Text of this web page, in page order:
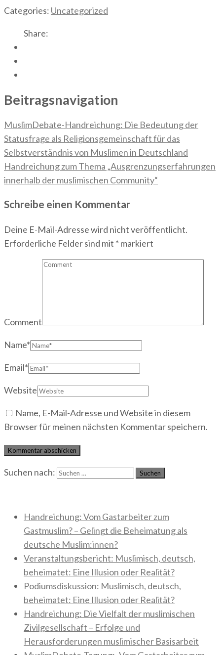
Categories: Uncategorized
Share:
Beitragsnavigation
MuslimDebate-Handreichung: Die Bedeutung der
Statusfrage als Religionsgemeinschaft für das
Selbstverständnis von Muslimen in Deutschland
Handreichung zum Thema „Ausgrenzungserfahrungen
innerhalb der muslimischen Community“
Schreibe einen Kommentar
Deine E-Mail-Adresse wird nicht veröffentlicht.
Erforderliche Felder sind mit * markiert
Comment
Name*
Email*
Website
Name, E-Mail-Adresse und Website in diesem
Browser für meinen nächsten Kommentar speichern.
Suchen nach:
Handreichung: Vom Gastarbeiter zum
Gastmuslim? – Gelingt die Beheimatung als
deutsche Muslim:innen?
Veranstaltungsbericht: Muslimisch, deutsch,
beheimatet: Eine Illusion oder Realität?
Podiumsdiskussion: Muslimisch, deutsch,
beheimatet: Eine Illusion oder Realität?
Handreichung: Die Vielfalt der muslimischen
Zivilgesellschaft – Erfolge und
Herausforderungen muslimischer Basisarbeit